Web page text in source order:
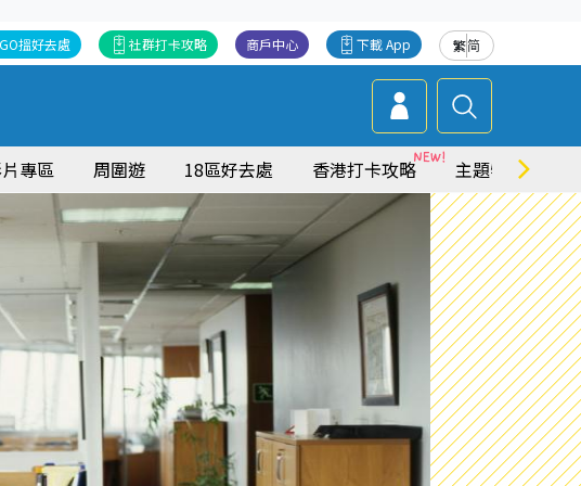
繁简
下載 App
商戶中心
社群打卡攻略
搵好去處
專區 周圍遊 18區好去處 香港打卡攻略 主題特集